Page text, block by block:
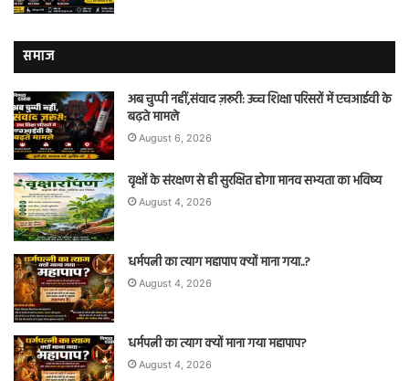
समाज
अब चुप्पी नहीं,संवाद ज़रूरी: उच्च शिक्षा परिसरों में एचआईवी के
बढ़ते मामले
August 6, 2026
वृक्षों के संरक्षण से ही सुरक्षित होगा मानव सभ्यता का भविष्य
August 4, 2026
धर्मपत्नी का त्याग महापाप क्यों माना गया..?
August 4, 2026
धर्मपत्नी का त्याग क्यों माना गया महापाप?
August 4, 2026